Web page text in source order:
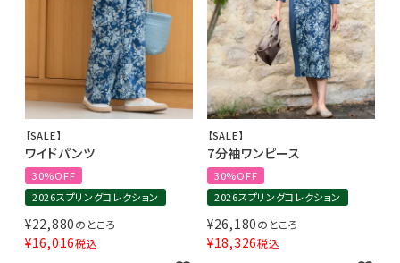
【SALE】
ワイドパンツ
30%OFF
2026スプリングコレクション
¥22,880のところ
¥16,016税込
【SALE】
7分袖ワンピース
30%OFF
2026スプリングコレクション
¥26,180のところ
¥18,326税込